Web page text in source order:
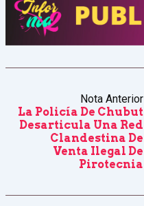
Nota Anterior
La Policía De Chubut
Desarticula Una Red
Clandestina De
Venta Ilegal De
Pirotecnia